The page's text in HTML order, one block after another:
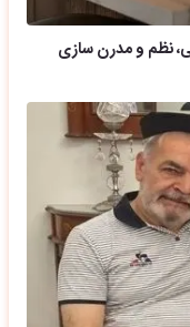
نظم و مدرن سازی